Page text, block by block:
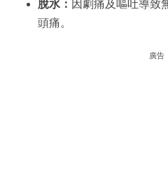
脫水： 因劇痛及嘔吐導致
頭痛。
廣告